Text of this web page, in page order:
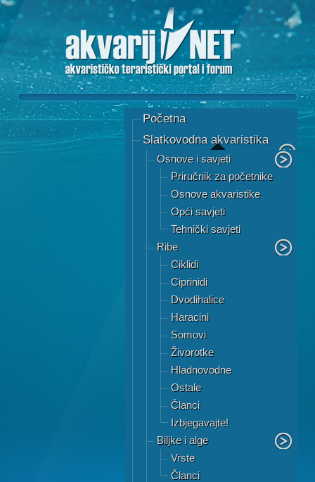
Početna
Slatkovodna akvaristika
Osnove i savjeti
Priručnik za početnike
Osnove akvaristike
Opći savjeti
Tehnički savjeti
Ribe
Ciklidi
Ciprinidi
Dvodihalice
Haracini
Somovi
Živorotke
Hladnovodne
Ostale
Članci
Izbjegavajte!
Biljke i alge
Vrste
Članci